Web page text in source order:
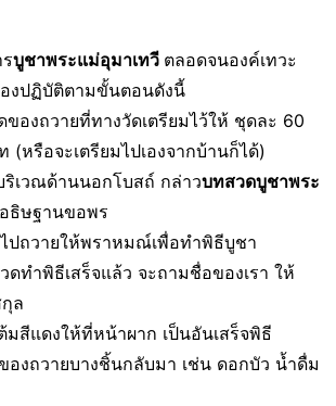
บูชาพระแม่อุมาเทวี ตลอดจนองค์เทวะ
งปฏิบัติตามขั้นตอนดังนี้
องถวายที่ทางวัดเตรียมไว้ให้ ชุดละ 60
(หรือจะเตรียมไปเองจากบ้านก็ได้)
เวณด้านนอกโบสถ์ กล่าวบทสวดบูชาพระ
ธิษฐานขอพร
ปถวายให้พราหมณ์เพื่อทำพิธีบูชา
ทำพิธีเสร็จแล้ว จะถามชื่อของเรา ให้
ล
สีแดงให้ที่หน้าผาก เป็นอันเสร็จพิธี
งถวายบางชิ้นกลับมา เช่น ดอกบัว น้ำดื่ม